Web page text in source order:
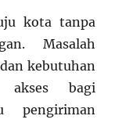
kota tanpa
Masalah
kebutuhan
akses bagi
pengiriman